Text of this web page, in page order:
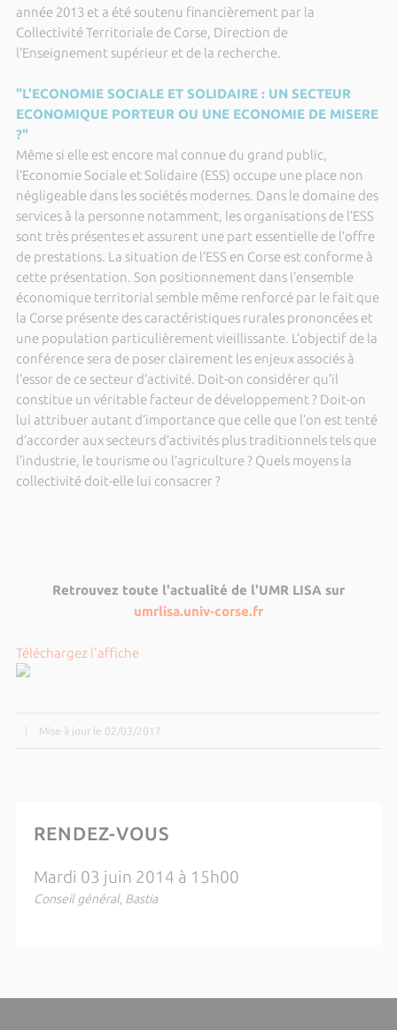
année 2013 et a été soutenu financièrement par la
Collectivité Territoriale de Corse, Direction de
l’Enseignement supérieur et de la recherche.
"L'ECONOMIE SOCIALE ET SOLIDAIRE : UN SECTEUR
ECONOMIQUE PORTEUR OU UNE ECONOMIE DE MISERE
?"
Même si elle est encore mal connue du grand public,
l’Economie Sociale et Solidaire (ESS) occupe une place non
négligeable dans les sociétés modernes. Dans le domaine des
services à la personne notamment, les organisations de l’ESS
sont très présentes et assurent une part essentielle de l’offre
de prestations. La situation de l’ESS en Corse est conforme à
cette présentation. Son positionnement dans l’ensemble
économique territorial semble même renforcé par le fait que
la Corse présente des caractéristiques rurales prononcées et
une population particulièrement vieillissante. L’objectif de la
conférence sera de poser clairement les enjeux associés à
l’essor de ce secteur d’activité. Doit-on considérer qu’il
constitue un véritable facteur de développement ? Doit-on
lui attribuer autant d’importance que celle que l’on est tenté
d’accorder aux secteurs d’activités plus traditionnels tels que
l’industrie, le tourisme ou l’agriculture ? Quels moyens la
collectivité doit-elle lui consacrer ?
Retrouvez toute l'actualité de l'UMR LISA sur
umrlisa.univ-corse.fr
Téléchargez l'affiche
Mise à jour le 02/03/2017
RENDEZ-VOUS
Mardi 03 juin 2014 à 15h00
Conseil général, Bastia